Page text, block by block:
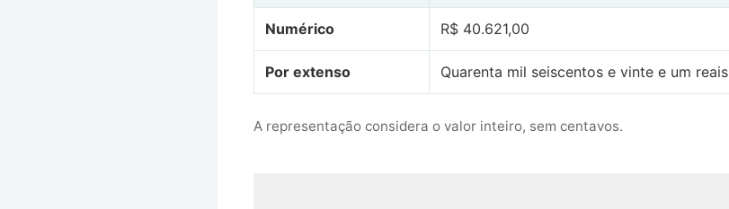
Numérico R$ 40.621,00
Por extenso Quarenta mil seiscentos e vinte e um reais
A representação considera o valor inteiro, sem centavos.